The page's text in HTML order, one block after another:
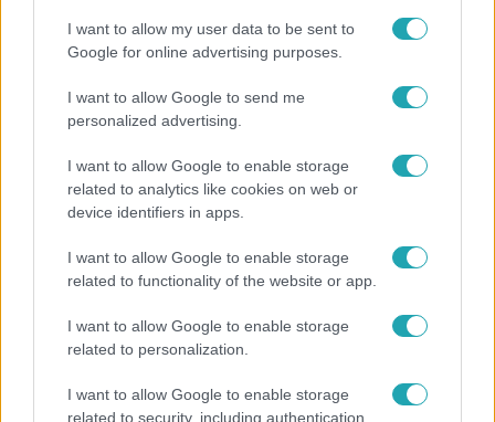
I want to allow my user data to be sent to
Google for online advertising purposes.
I want to allow Google to send me
personalized advertising.
I want to allow Google to enable storage
related to analytics like cookies on web or
device identifiers in apps.
I want to allow Google to enable storage
related to functionality of the website or app.
I want to allow Google to enable storage
related to personalization.
I want to allow Google to enable storage
related to security, including authentication
Hazaszállították a kórházból Kati nénit, a házuk
előtt vették észre, hogy már nem él
"Nem beszélek már vele évek óta" - Édesapja